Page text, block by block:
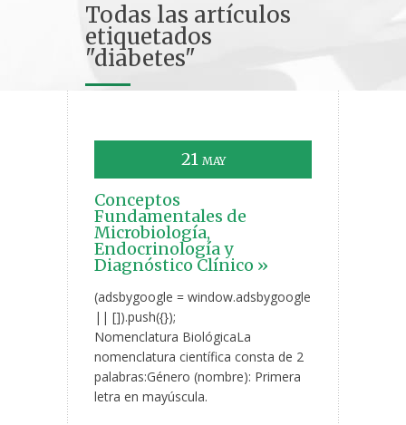
Todas las artículos
etiquetados
"diabetes"
21 MAY
Conceptos
Fundamentales de
Microbiología,
Endocrinología y
Diagnóstico Clínico »
(adsbygoogle = window.adsbygoogle
|| []).push({});
Nomenclatura BiológicaLa
nomenclatura científica consta de 2
palabras:Género (nombre): Primera
letra en mayúscula.